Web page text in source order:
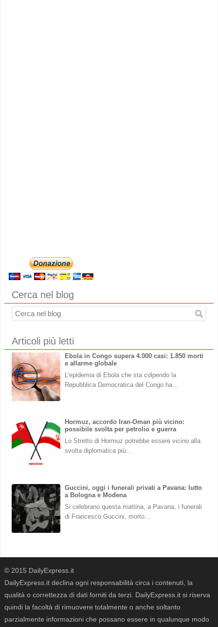
Cerca nel blog
Articoli più letti
Ebola in Congo supera 4.000 casi: 1.850 morti
e allarme globale
L'epidemia di Ebola che sta colpendo la
Repubblica Democratica del Congo ha…
Hormuz, accordo Iran-Oman più vicino:
possibile svolta per petrolio e guerra
Lo Stretto di Hormuz potrebbe essere vicino alla
svolta diplomatica più…
Guccini, oggi i funerali privati a Pavana: lutto
a Bologna e Modena
Si celebrano questa mattina, a Pavana, i funerali
di Francesco Guccini, morto…
© 2015 DailyExpress.it
DailyExpress.it declina ogni responsabilità circa i contenuti, la
qualità o correttezza di dati forniti da terzi. DailyExpress.it si riserva
quindi la facoltà di rimuovere totalmente o anche soltanto
parzialmente informazioni che possano essere in qualunque modo